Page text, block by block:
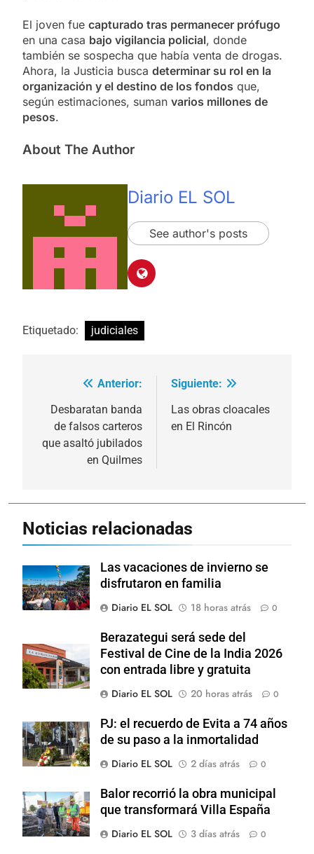
El joven fue capturado tras permanecer prófugo
en una casa bajo vigilancia policial, donde
también se sospecha que había venta de drogas.
Ahora, la Justicia busca determinar su rol en la
organización y el destino de los fondos que,
según estimaciones, suman varios millones de
pesos.
About The Author
Diario EL SOL
See author's posts
Etiquetado: judiciales
Navegación
de
entradas
Anterior:
Desbaratan banda
de falsos carteros
que asaltó jubilados
en Quilmes
Siguiente:
Las obras cloacales
en El Rincón
Noticias relacionadas
Las vacaciones de invierno se
disfrutaron en familia
Diario EL SOL
18 horas atrás 0
Berazategui será sede del
Festival de Cine de la India 2026
con entrada libre y gratuita
Diario EL SOL
20 horas atrás 0
PJ: el recuerdo de Evita a 74 años
de su paso a la inmortalidad
Diario EL SOL
2 días atrás 0
Balor recorrió la obra municipal
que transformará Villa España
Diario EL SOL
3 días atrás 0